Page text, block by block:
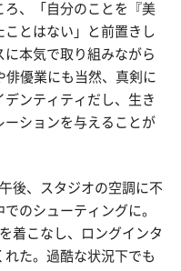
ろ、「自分のことを『美
ことはない」と前置きし
本気で取り組みながら
俳優業にも当然、真剣に
ンティティだし、生き
ションを与えることが
後、スタジオの空調に不
のシューティングに。
着こなし、ロングインタ
れた。過酷な状況下でも